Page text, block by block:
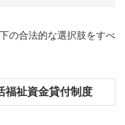
の合法的な選択肢をすべ
福祉資金貸付制度